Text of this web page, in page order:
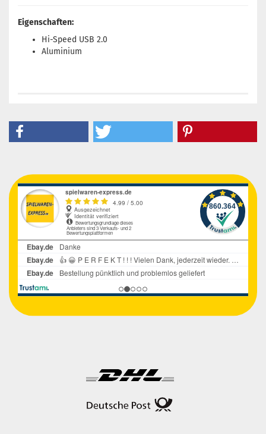
Eigenschaften:
Hi-Speed USB 2.0
Aluminium